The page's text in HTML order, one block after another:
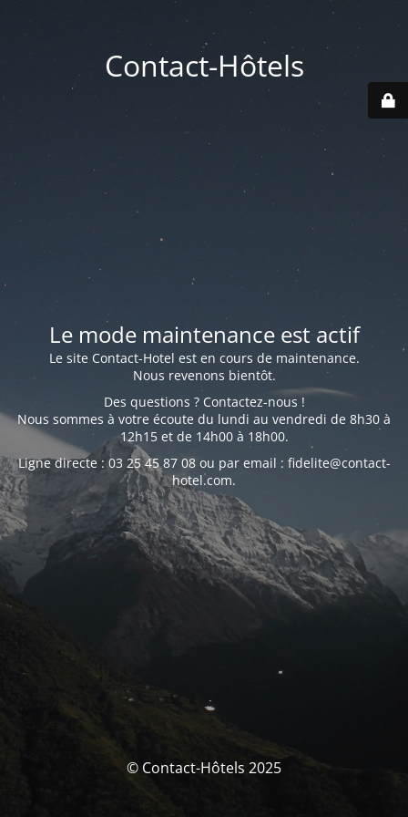
Contact-Hôtels
Le mode maintenance est actif
Le site Contact-Hotel est en cours de maintenance.
Nous revenons bientôt.
Des questions ? Contactez-nous !
Nous sommes à votre écoute du lundi au vendredi de 8h30 à
12h15 et de 14h00 à 18h00.
Ligne directe : 03 25 45 87 08 ou par email : fidelite@contact-
hotel.com.
© Contact-Hôtels 2025